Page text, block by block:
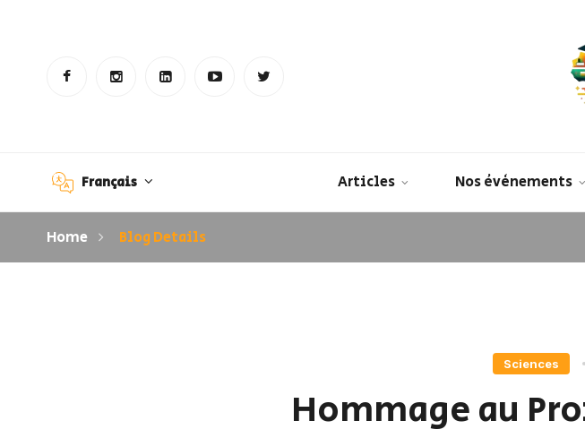
Français Articles Nos évènements
Home Blog Details
Sciences
Hommage au